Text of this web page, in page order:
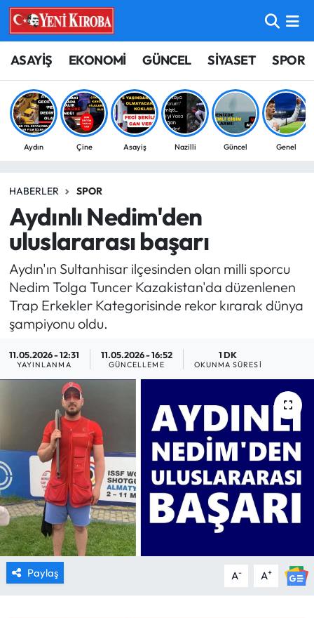
ASAYİŞ EKONOMİ GÜNCEL SİYASET SPOR
Aydın Çine Asayiş Nazilli Güncel Genel
HABERLER SPOR
Aydınlı Nedim'den
uluslararası başarı
Aydın'ın Sultanhisar ilçesinden olan milli sporcu
Nedim Tolga Tuncer Kazakistan'da düzenlenen
Trap Erkekler Kategorisinde rekor kırarak dünya
şampiyonu oldu.
11.05.2026 - 12:31
YAYINLANMA
11.05.2026 - 16:52
GÜNCELLEME
1 DK
OKUNMA SÜRESI
Paylaş A- A+
ASAYİŞ
BİLİM-TEKNOLOJİ
ÇEVRE
EĞİTİM
EKONOMİ
GÜNCEL
GÜNDEM
SİYASET
SPOR
TARIM
TURİZM
YAŞAM
Aydın Nöbetçi Eczaneler
Aydın Hava Durumu
Aydin Namaz Vakitleri
Süper Lig Puan Durumu ve Fikstür
Tüm Manşetler
Son Dakika Haberleri
Haber Arşivi